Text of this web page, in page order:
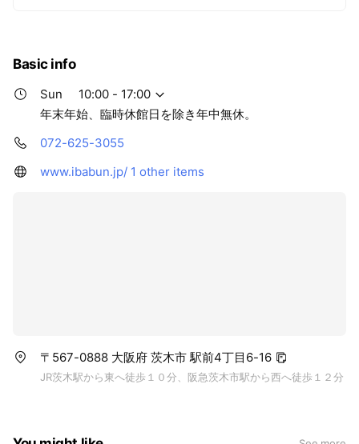
Basic info
Sun
10:00 - 17:00
年末年始、臨時休館日を除き年中無休。
072-625-3055
www.ibabun.jp/ 1 other items
〒567-0888 大阪府 茨木市 駅前4丁目6-16
JR茨木駅から東へ徒歩１０分、阪急茨木市駅から西へ徒歩１２分